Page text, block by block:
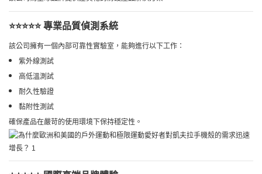
⭐⭐⭐⭐⭐ 專業品質偵測系統
該公司擁有一個內部可靠性實驗室，能夠進行以下工作：
紫外線測試
高低溫測試
耐久性驗證
黏附性測試
確保產品在嚴苛的使用環境下保持穩定性。